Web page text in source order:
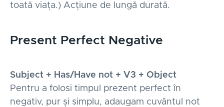
toată viața.) Acțiune de lungă durată.
Present Perfect Negative
Subject + Has/Have not + V3 + Object
Pentru a folosi timpul prezent perfect în
negativ, pur și simplu, adaugam cuvântul not